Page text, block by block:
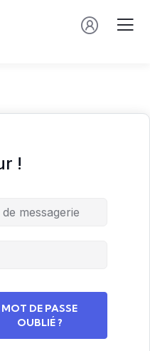
!
MOT DE PASSE
OUBLIÉ ?